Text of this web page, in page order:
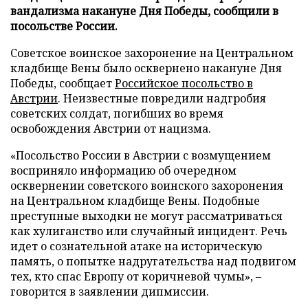
вандализма накануне Дня Победы, сообщили в
посольстве России.
Советское воинское захоронение на Центральном
кладбище Вены было осквернено накануне Дня
Победы, сообщаетРоссийское посольство в
Австрии. Неизвестные повредили надгробия
советских солдат, погибших во время
освобождения Австрии от нацизма.
«Посольство России в Австрии с возмущением
восприняло информацию об очередном
осквернении советского воинского захоронения
на Центральном кладбище Вены. Подобные
преступные выходки не могут рассматриваться
как хулиганство или случайный инцидент. Речь
идет о сознательной атаке на историческую
память, о попытке надругательства над подвигом
тех, кто спас Европу от коричневой чумы», –
говорится в заявлении дипмиссии.